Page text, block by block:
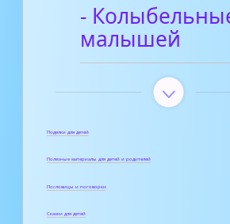
-
малышей
Поделки для детей
Полезные материалы для детей и родителей
Пословицы и поговорки
Сказки для детей